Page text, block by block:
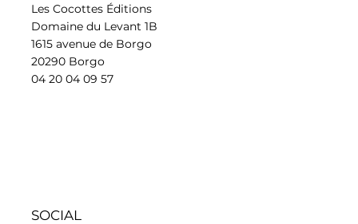
Les Cocottes Éditions
Domaine du Levant 1B
1615 avenue de Borgo
20290 Borgo
04 20 04 09 57
SOCIAL